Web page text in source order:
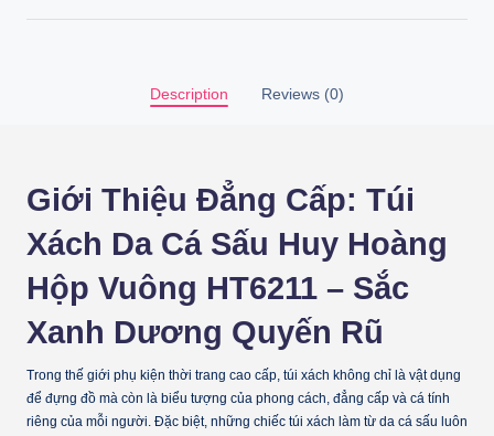
Description Reviews (0)
Giới Thiệu Đẳng Cấp: Túi
Xách Da Cá Sấu Huy Hoàng
Hộp Vuông HT6211 – Sắc
Xanh Dương Quyến Rũ
Trong thế giới phụ kiện thời trang cao cấp, túi xách không chỉ là vật dụng
để đựng đồ mà còn là biểu tượng của phong cách, đẳng cấp và cá tính
riêng của mỗi người. Đặc biệt, những chiếc túi xách làm từ da cá sấu luôn